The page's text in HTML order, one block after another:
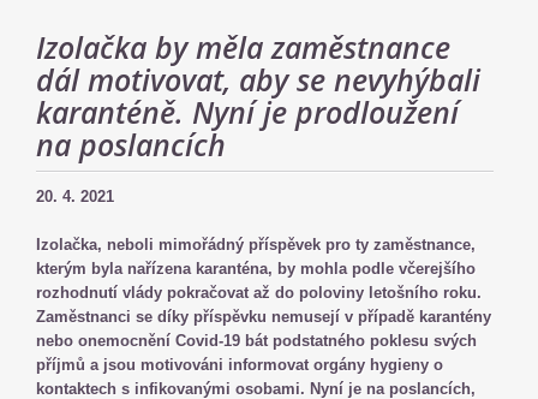
Izolačka by měla zaměstnance
dál motivovat, aby se nevyhýbali
karanténě. Nyní je prodloužení
na poslancích
20. 4. 2021
Izolačka, neboli mimořádný příspěvek pro ty zaměstnance,
kterým byla nařízena karanténa, by mohla podle včerejšího
rozhodnutí vlády pokračovat až do poloviny letošního roku.
Zaměstnanci se díky příspěvku nemusejí v případě karantény
nebo onemocnění Covid-19 bát podstatného poklesu svých
příjmů a jsou motivováni informovat orgány hygieny o
kontaktech s infikovanými osobami. Nyní je na poslancích,